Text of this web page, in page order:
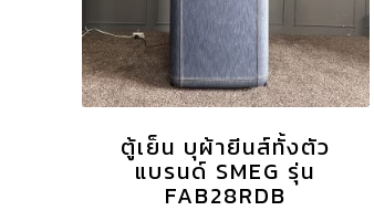
ตู้เย็น บุผ้ายีนส์ทั้งตัว
แบรนด์ SMEG รุ่น
FAB28RDB